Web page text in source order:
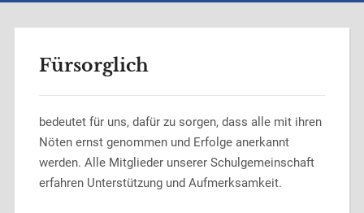
Fürsorglich
bedeutet für uns, dafür zu sorgen, dass alle mit ihren
Nöten ernst genommen und Erfolge anerkannt
werden. Alle Mitglieder unserer Schulgemeinschaft
erfahren Unterstützung und Aufmerksamkeit.